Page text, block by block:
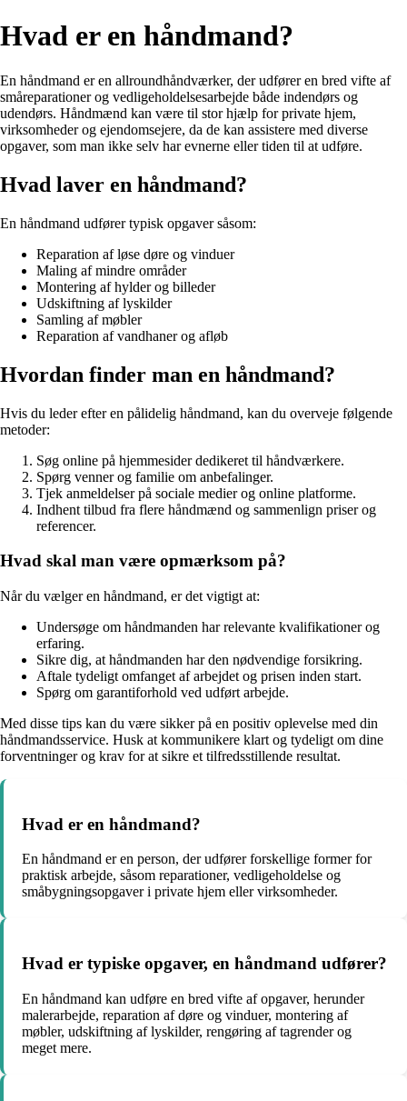
Hvad er en håndmand?
En håndmand er en allroundhåndværker, der udfører en bred vifte af
småreparationer og vedligeholdelsesarbejde både indendørs og
udendørs. Håndmænd kan være til stor hjælp for private hjem,
virksomheder og ejendomsejere, da de kan assistere med diverse
opgaver, som man ikke selv har evnerne eller tiden til at udføre.
Hvad laver en håndmand?
En håndmand udfører typisk opgaver såsom:
Reparation af løse døre og vinduer
Maling af mindre områder
Montering af hylder og billeder
Udskiftning af lyskilder
Samling af møbler
Reparation af vandhaner og afløb
Hvordan finder man en håndmand?
Hvis du leder efter en pålidelig håndmand, kan du overveje følgende
metoder:
Søg online på hjemmesider dedikeret til håndværkere.
Spørg venner og familie om anbefalinger.
Tjek anmeldelser på sociale medier og online platforme.
Indhent tilbud fra flere håndmænd og sammenlign priser og
referencer.
Hvad skal man være opmærksom på?
Når du vælger en håndmand, er det vigtigt at:
Undersøge om håndmanden har relevante kvalifikationer og
erfaring.
Sikre dig, at håndmanden har den nødvendige forsikring.
Aftale tydeligt omfanget af arbejdet og prisen inden start.
Spørg om garantiforhold ved udført arbejde.
Med disse tips kan du være sikker på en positiv oplevelse med din
håndmandsservice. Husk at kommunikere klart og tydeligt om dine
forventninger og krav for at sikre et tilfredsstillende resultat.
Hvad er en håndmand?
En håndmand er en person, der udfører forskellige former for
praktisk arbejde, såsom reparationer, vedligeholdelse og
småbygningsopgaver i private hjem eller virksomheder.
Hvad er typiske opgaver, en håndmand udfører?
En håndmand kan udføre en bred vifte af opgaver, herunder
malerarbejde, reparation af døre og vinduer, montering af
møbler, udskiftning af lyskilder, rengøring af tagrender og
meget mere.